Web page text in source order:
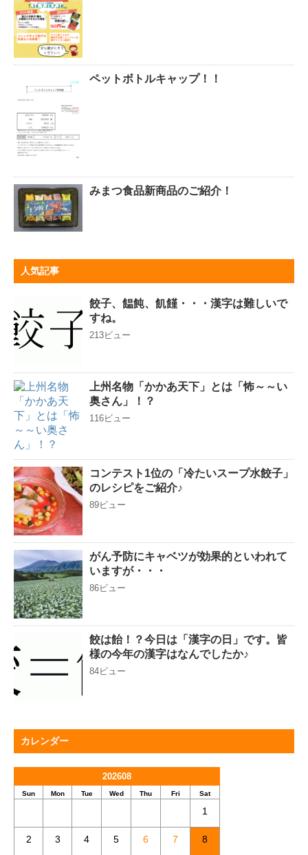
ペットボトルキャップ！！
みまつ食品新商品のご紹介！
人気記事
餃子、饂飩、飢饉・・・漢字は難しいで
すね。
213ビュー
上州名物「かかあ天下」とは「怖～～い
奥さん」！？
116ビュー
コンテスト1位の「冷たいスープ水餃子」
のレシピをご紹介♪
89ビュー
がん予防にキャベツが効果的といわれて
いますが・・・
86ビュー
餃は飴！？今日は「漢字の日」です。皆
様の今年の漢字はなんでしたか♪
84ビュー
カレンダー
202608
Sun Mon Tue Wed Thu Fri Sat
1
2 3 4 5 6 7 8